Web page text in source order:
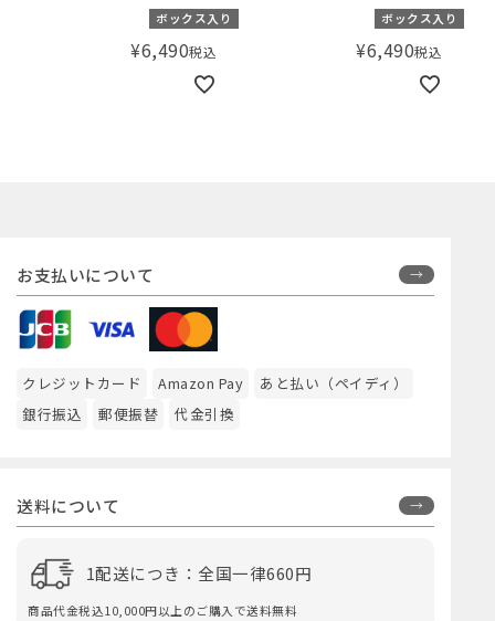
モスリンコットン おくるみ
3枚 スワドル ディズニー ト
イストーリー toy story 3-
ボックス入り
¥6,490税込
モスリンコットン おくるみ
3枚 スワドル ディズニー ア
リス イン ワンダーランド
ボックス入り
¥6,490税込
ン
お支払いについて
クレジットカード Amazon Pay
あと払い（ペイディ）
銀行振込
郵便振替 代金引換
送料について
1配送につき：全国一律660円
商品代金税込10,000円以上のご購入で送料無料